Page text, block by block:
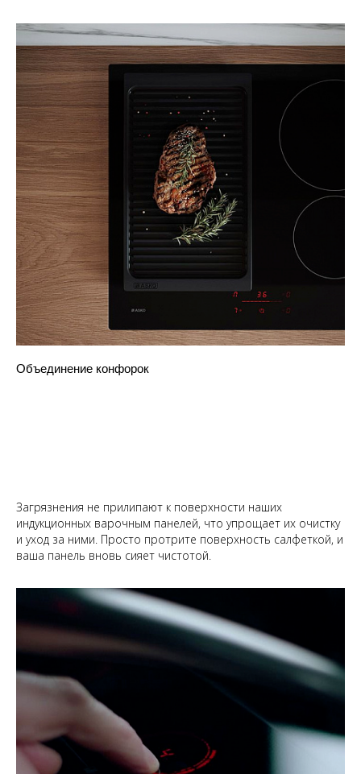
Объединение конфорок
Загрязнения не прилипают к поверхности наших
индукционных варочным панелей, что упрощает их очистку
и уход за ними. Просто протрите поверхность салфеткой, и
ваша панель вновь сияет чистотой.